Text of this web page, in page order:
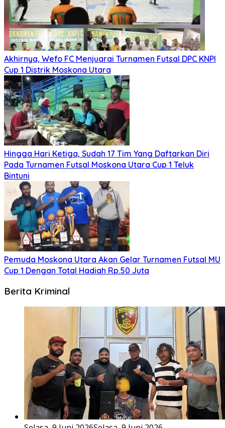
Akhirnya, Wefo FC Menjuarai Turnamen Futsal DPC KNPI
Cup 1 Distrik Moskona Utara
Hingga Hari Ketiga, Sudah 17 Tim Yang Daftarkan Diri
Pada Turnamen Futsal Moskona Utara Cup 1 Teluk
Bintuni
Pemuda Moskona Utara Akan Gelar Turnamen Futsal MU
Cup 1 Dengan Total Hadiah Rp.50 Juta
Berita Kriminal